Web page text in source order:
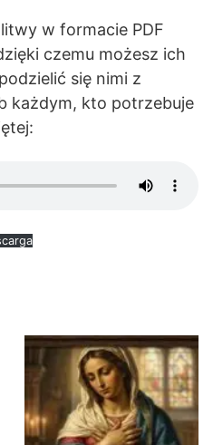
w formacie PDF
czemu możesz ich
się nimi z
każdym, kto potrzebuje